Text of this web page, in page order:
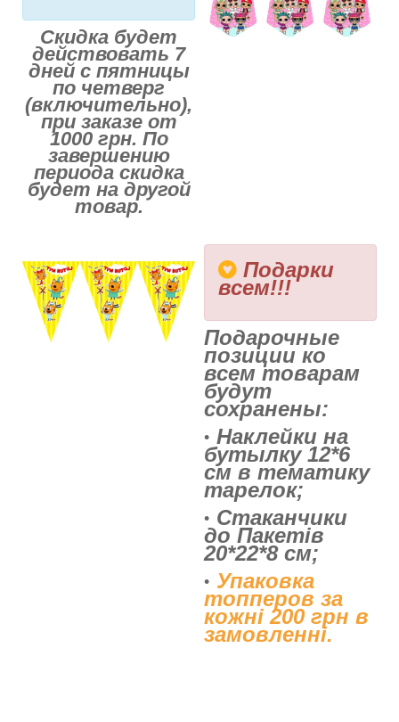
Скидка будет
действовать 7
дней с пятницы
по четверг
(включительно),
при заказе от
1000 грн. По
завершению
периода скидка
будет на другой
товар.
Подарки
всем!!!
Подарочные
позиции ко
всем товарам
будут
сохранены:
Наклейки на
бутылку 12*6
см в тематику
тарелок;
Стаканчики
до Пакетів
20*22*8 см;
Упаковка
топперов за
кожні 200 грн в
замовленні.